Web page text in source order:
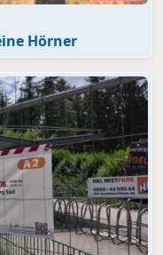
Hörner